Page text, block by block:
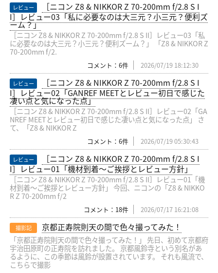
レビュー
［ニコン Z8 & NIKKOR Z 70-200mm f/2.8 S I
I］レビュー03「私に必要なのは大三元？小三元？便利ズ
ーム？」
［ニコン Z8 & NIKKOR Z 70-200mm f/2.8 S II］レビュー03「私
に必要なのは大三元？小三元？便利ズーム？」 「Z8 & NIKKOR Z
70-200mm f/2.
コメント：6件 2026/07/19 18:12:30
レビュー
［ニコン Z8 & NIKKOR Z 70-200mm f/2.8 S I
I］レビュー02「GANREF MEETとレビュー初日で感じた
凄い点と気になった点」
［ニコン Z8 & NIKKOR Z 70-200mm f/2.8 S II］レビュー02「GA
NREF MEETとレビュー初日で感じた凄い点と気になった点」 さ
て、「Z8 & NIKKOR Z
コメント：6件 2026/07/19 05:30:43
レビュー
［ニコン Z8 & NIKKOR Z 70-200mm f/2.8 S I
I］レビュー01「機材到着〜ご挨拶とレビュー方針」
［ニコン Z8 & NIKKOR Z 70-200mm f/2.8 S II］レビュー01「機
材到着〜ご挨拶とレビュー方針」 今回、ニコンの「Z8 & NIKKO
R Z 70-200mm f/2
コメント：18件 2026/07/17 16:21:08
撮影記 京都正寿院則天の間で色々撮ってみた！
「京都正寿院則天の間で色々撮ってみた！」 先日、初めて京都府
宇治田原町の正寿院を訪れました。 京都風鈴寺という別名があ
るように、この季節は風鈴が設置されています。 それも風流で、
こちらで撮影